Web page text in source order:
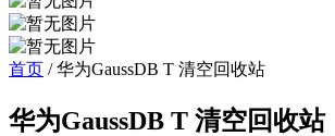
首页 /华为GaussDB T 清空回收站
华为GaussDB T 清空回收站